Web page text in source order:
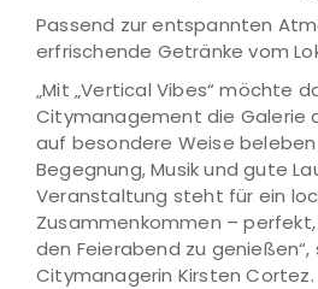
Passend zur entspannten
erfrischende Getränke vom
„Mit „Vertical Vibes“ möchte
Citymanagement die Galerie
auf besondere Weise
Begegnung, Musik und gute
Veranstaltung steht für ein
Zusammenkommen –
den Feierabend zu genießen“,
Citymanagerin Kirsten Cortez.